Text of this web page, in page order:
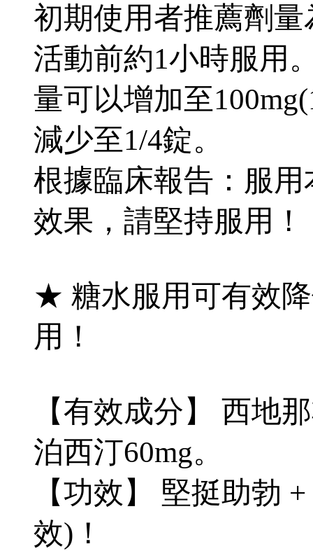
初期使用者推薦劑
活動前約1小時服用
量可以增加至
減少至1/4錠。
根據臨床報告：服
效果，請堅持服用！
★ 糖水服用可有效
用！
【有效成分】 西地
泊西汀60mg。
【功效】 堅挺助勃
效)！